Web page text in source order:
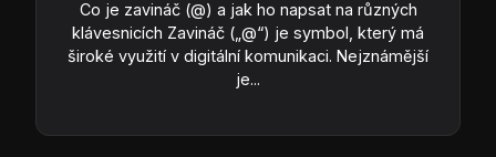
Co je zavináč (@) a jak ho napsat na různých
klávesnicích Zavináč („@“) je symbol, který má
široké využití v digitální komunikaci. Nejznámější
je...